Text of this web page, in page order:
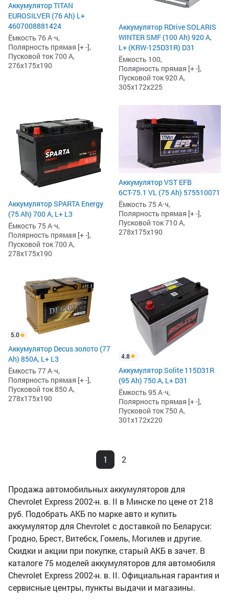
Аккумулятор TITAN
EUROSILVER (76 Ah) L+
4607008881424
Ёмкость 76 А·ч,
Полярность прямая [+ -],
Пусковой ток 700 А,
276x175x190
Аккумулятор RDrive SOLARIS
WINTER SMF (100 Ah) 920 А,
L+ (KRW-125D31R) D31
Ёмкость 100,
Полярность прямая [+ -],
Пусковой ток 920 А,
305x172x225
Аккумулятор SPARTA Energy
(75 Ah) 700 А, L+ L3
Ёмкость 75 А·ч,
Полярность прямая [+ -],
Пусковой ток 700 А,
278x175x190
Аккумулятор VST EFB
6СТ-75.1 VL (75 Ah) 575510071
Ёмкость 75 А·ч,
Полярность прямая [+ -],
Пусковой ток 710 А,
278x175x190
5.0
Аккумулятор Decus золото (77
Ah) 850A, L+ L3
Ёмкость 77 А·ч,
Полярность прямая [+ -],
Пусковой ток 850 А,
278x175x190
4.8
Аккумулятор Solite 115D31R
(95 Ah) 750 А, L+ D31
Ёмкость 95 А·ч,
Полярность прямая [+ -],
Пусковой ток 750 А,
301x172x220
1 2
Продажа автомобильных аккумуляторов для
Chevrolet Express 2002-н. в. II в Минске по цене от 218
руб. Подобрать АКБ по марке авто и купить
аккумулятор для Chevrolet с доставкой по Беларуси:
Гродно, Брест, Витебск, Гомель, Могилев и другие.
Скидки и акции при покупке, старый АКБ в зачет. В
каталоге 75 моделей аккумуляторов для автомобиля
Chevrolet Express 2002-н. в. II. Официальная гарантия и
сервисные центры, пункты выдачи и магазины.